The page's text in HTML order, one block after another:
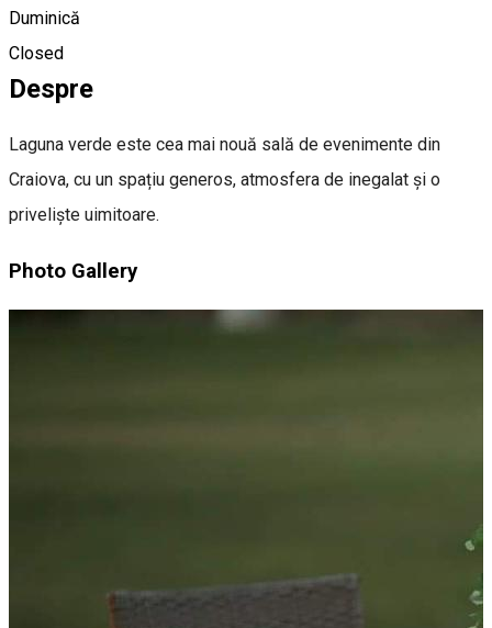
Duminică
Closed
0770232700
Despre
Laguna verde este cea mai nouă sală de evenimente din
Craiova, cu un spațiu generos, atmosfera de inegalat și o
priveliște uimitoare.
Photo Gallery